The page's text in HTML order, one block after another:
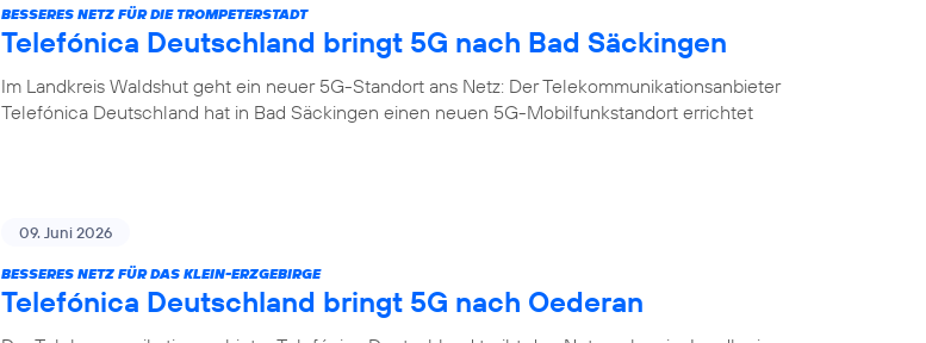
BESSERES NETZ FÜR DIE TROMPETERSTADT
Telefónica Deutschland bringt 5G nach Bad Säckingen
Im Landkreis Waldshut geht ein neuer 5G-Standort ans Netz: Der Telekommunikationsanbieter
Telefónica Deutschland hat in Bad Säckingen einen neuen 5G-Mobilfunkstandort errichtet
09. Juni 2026
BESSERES NETZ FÜR DAS KLEIN-ERZGEBIRGE
Telefónica Deutschland bringt 5G nach Oederan